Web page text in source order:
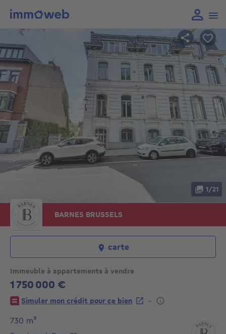
Immeuble à appartements à vendre
1 750 000 €
1750000€
Simuler mon crédit pour ce bien
-
730 m²
BARNES BRUSSELS
1/21
carte